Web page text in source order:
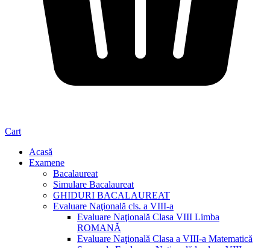
Cart
Acasă
Examene
Bacalaureat
Simulare Bacalaureat
GHIDURI BACALAUREAT
Evaluare Naţională cls. a VIII-a
Evaluare Naţională Clasa VIII Limba
ROMANĂ
Evaluare Naţională Clasa a VIII-a Matematică